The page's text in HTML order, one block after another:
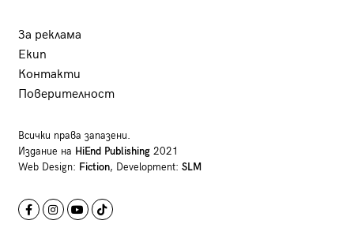
За реклама
Екип
Контакти
Поверителност
Всички права запазени.
Издание на HiEnd Publishing2021
Web Design: Fiction, Development: SLM